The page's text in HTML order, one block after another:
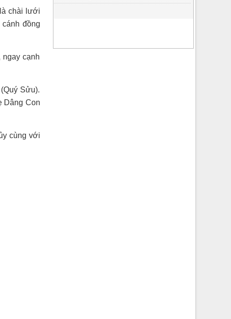
chài lưới
đồng
cạnh
Sửu).
Dâng Con
cùng với